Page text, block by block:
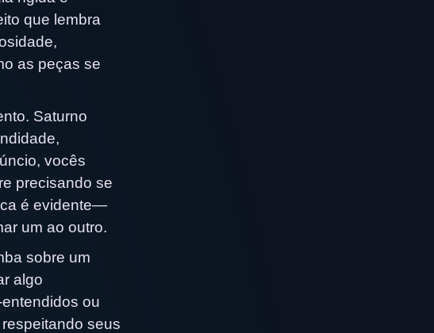
que lembra
as peças se
Saturno
vocês
precisando se
é evidente—
um ao outro.
sobre um
algo
ou
seus